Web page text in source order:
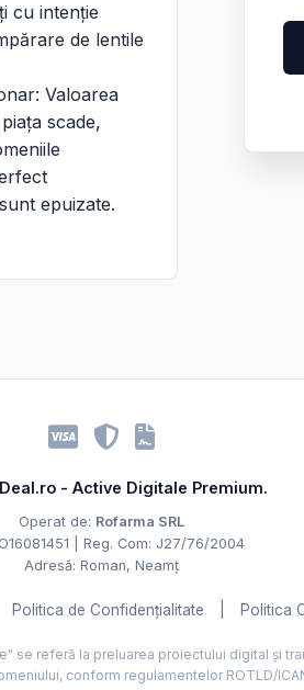
cu intenție
de lentile
Valoarea
scade,
epuizate.
- Active Digitale Premium.
Operat de: Rofarma SRL
| Reg. Com: J27/76/2004
Adresă: Roman, Neamț
Politica de Confidențialitate Politica
se referă la preluarea proiectului digital și
conform regulamentelor ROTLD/